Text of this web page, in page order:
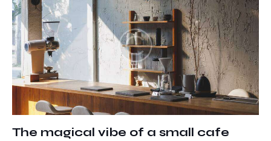
The magical vibe of a small cafe